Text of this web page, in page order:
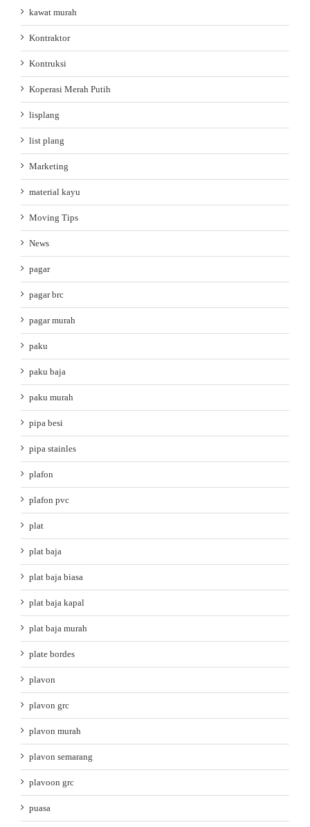
kawat murah
Kontraktor
Kontruksi
Koperasi Merah Putih
lisplang
list plang
Marketing
material kayu
Moving Tips
News
pagar
pagar brc
pagar murah
paku
paku baja
paku murah
pipa besi
pipa stainles
plafon
plafon pvc
plat
plat baja
plat baja biasa
plat baja kapal
plat baja murah
plate bordes
plavon
plavon grc
plavon murah
plavon semarang
plavoon grc
puasa